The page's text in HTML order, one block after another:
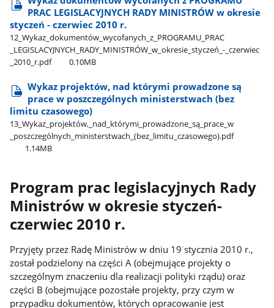
PRAC LEGISLACYJNYCH RADY MINISTRÓW w okresie
styczeń - czerwiec 2010 r.
12​_Wykaz​_dokumentów​_wycofanych​_z​_PROGRAMU​_PRAC​
_LEGISLACYJNYCH​_RADY​_MINISTRÓW​_w​_okresie​_styczeń​_-​_czerwiec​
_2010​_r.pdf
0.10MB
Wykaz projektów, nad którymi prowadzone są
prace w poszczególnych ministerstwach (bez
limitu czasowego)
13​_Wykaz​_projektów,​_nad​_którymi​_prowadzone​_są​_prace​_w​
_poszczególnych​_ministerstwach​_(bez​_limitu​_czasowego).pdf
1.14MB
Program prac legislacyjnych Rady
Ministrów w okresie styczeń-
czerwiec 2010 r.
Przyjęty przez Radę Ministrów w dniu 19 stycznia 2010 r.,
został podzielony na części A (obejmujące projekty o
szczególnym znaczeniu dla realizacji polityki rządu) oraz
części B (obejmujące pozostałe projekty, przy czym w
przypadku dokumentów, których opracowanie jest